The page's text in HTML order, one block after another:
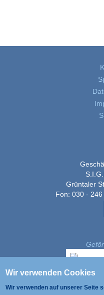
Grüntaler
Fon: 030 -
Wir verwenden Cookies
Wir verwenden auf unserer Seite